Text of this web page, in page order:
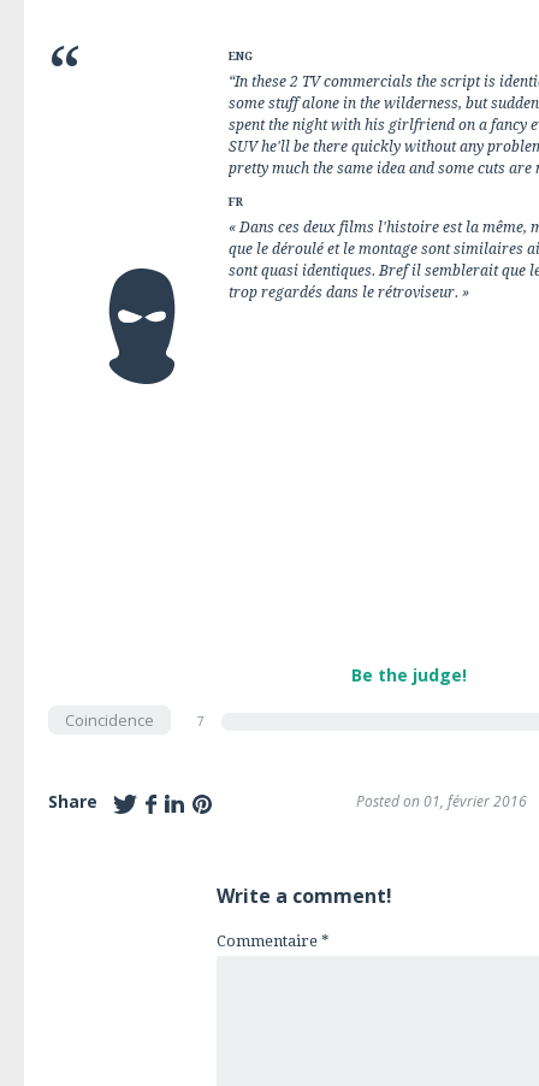
ENG
“In these 2 TV commercials the script is
some stuff alone in the wilderness, but
spent the night with his girlfriend on a fancy
SUV he'll be there quickly without any
pretty much the same idea and some cuts are
FR
« Dans ces deux films l'histoire est la même,
que le déroulé et le montage sont similaires
sont quasi identiques. Bref il semblerait que
trop regardés dans le rétroviseur. »
Be the judge!
Coincidence 7
Share Posted on 01, février 2016
Write a comment!
Commentaire *